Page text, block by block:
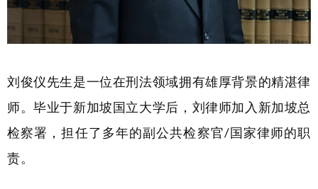
刘俊仪先生是一位在刑法领域拥有雄厚背景的精湛律
师。毕业于新加坡国立大学后，刘律师加入新加坡总
检察署，担任了多年的副公共检察官/国家律师的职
责。